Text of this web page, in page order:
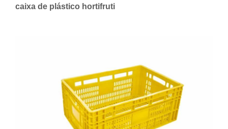
caixa de plástico hortifruti